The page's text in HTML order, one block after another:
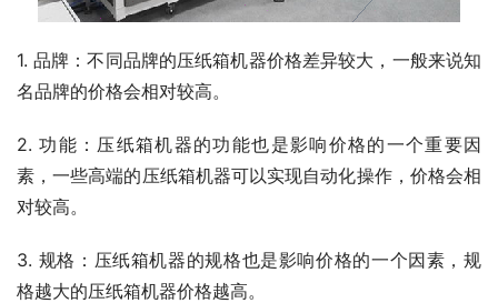
1. 品牌：不同品牌的压纸箱机器价格差异较大，一般来说知
名品牌的价格会相对较高。
2. 功能：压纸箱机器的功能也是影响价格的一个重要因
素，一些高端的压纸箱机器可以实现自动化操作，价格会相
对较高。
3. 规格：压纸箱机器的规格也是影响价格的一个因素，规
格越大的压纸箱机器价格越高。